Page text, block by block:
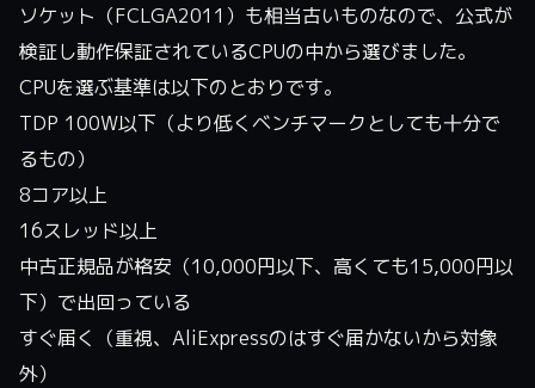
ソケット（FCLGA2011）も相当古いものなので、公式が
検証し動作保証されているCPUの中から選びました。
CPUを選ぶ基準は以下のとおりです。
TDP 100W以下（より低くベンチマークとしても十分で
るもの）
8コア以上
16スレッド以上
中古正規品が格安（10,000円以下、高くても15,000円以
下）で出回っている
すぐ届く（重視、AliExpressのはすぐ届かないから対象
外）